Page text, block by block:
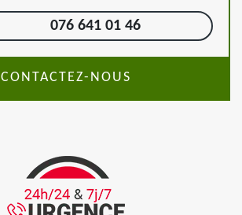
076 641 01 46
CONTACTEZ-NOUS